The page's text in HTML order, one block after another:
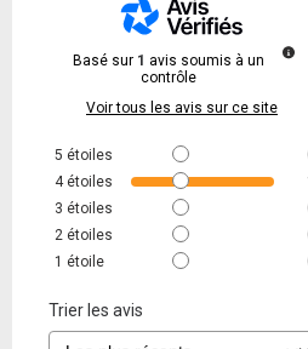
Basé sur 1 avis soumis à un
contrôle
Voir tous les avis sur ce site
5 étoiles
4 étoiles
3 étoiles
2 étoiles
1 étoile
Trier les avis